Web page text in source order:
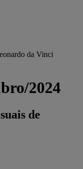
da Vinci
2024
de